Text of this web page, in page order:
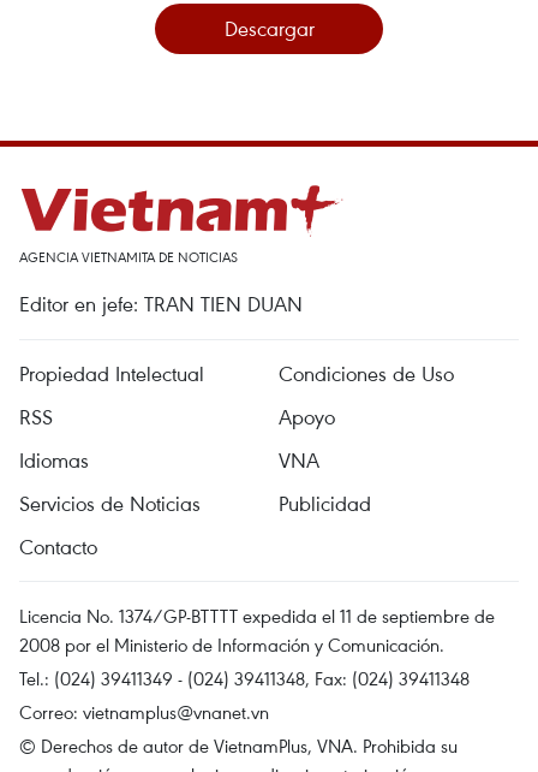
Descargar
AGENCIA VIETNAMITA DE NOTICIAS
Editor en jefe: TRAN TIEN DUAN
Propiedad Intelectual
Condiciones de Uso
RSS
Apoyo
Idiomas
VNA
Servicios de Noticias
Publicidad
Contacto
Licencia No. 1374/GP-BTTTT expedida el 11 de septiembre de
2008 por el Ministerio de Información y Comunicación.
Tel.: (024) 39411349 - (024) 39411348, Fax: (024) 39411348
Correo: vietnamplus@vnanet.vn
© Derechos de autor de VietnamPlus, VNA. Prohibida su